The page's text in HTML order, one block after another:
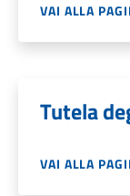
VAI ALLA
Tutela
VAI ALLA